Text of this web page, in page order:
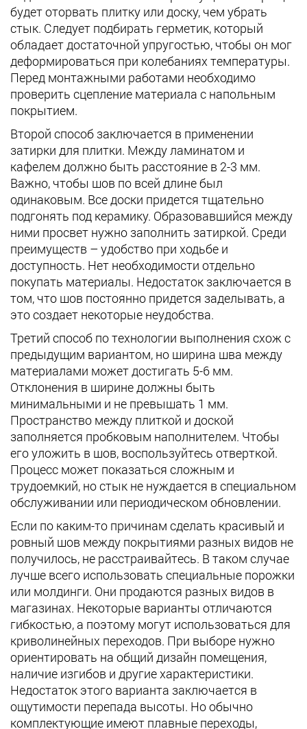
будет оторвать плитку или доску, чем убрать
стык. Следует подбирать герметик, который
обладает достаточной упругостью, чтобы он мог
деформироваться при колебаниях температуры.
Перед монтажными работами необходимо
проверить сцепление материала с напольным
покрытием.
Второй способ заключается в применении
затирки для плитки. Между ламинатом и
кафелем должно быть расстояние в 2-3 мм.
Важно, чтобы шов по всей длине был
одинаковым. Все доски придется тщательно
подгонять под керамику. Образовавшийся между
ними просвет нужно заполнить затиркой. Среди
преимуществ – удобство при ходьбе и
доступность. Нет необходимости отдельно
покупать материалы. Недостаток заключается в
том, что шов постоянно придется заделывать, а
это создает некоторые неудобства.
Третий способ по технологии выполнения схож с
предыдущим вариантом, но ширина шва между
материалами может достигать 5-6 мм.
Отклонения в ширине должны быть
минимальными и не превышать 1 мм.
Пространство между плиткой и доской
заполняется пробковым наполнителем. Чтобы
его уложить в шов, воспользуйтесь отверткой.
Процесс может показаться сложным и
трудоемкий, но стык не нуждается в специальном
обслуживании или периодическом обновлении.
Если по каким-то причинам сделать красивый и
ровный шов между покрытиями разных видов не
получилось, не расстраивайтесь. В таком случае
лучше всего использовать специальные порожки
или молдинги. Они продаются разных видов в
магазинах. Некоторые варианты отличаются
гибкостью, а поэтому могут использоваться для
криволинейных переходов. При выборе нужно
ориентировать на общий дизайн помещения,
наличие изгибов и другие характеристики.
Недостаток этого варианта заключается в
ощутимости перепада высоты. Но обычно
комплектующие имеют плавные переходы,